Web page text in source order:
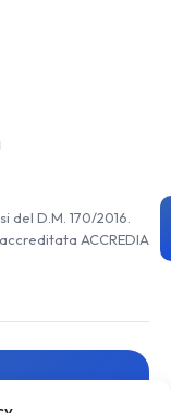
del D.M. 170/2016.
ACCREDIA